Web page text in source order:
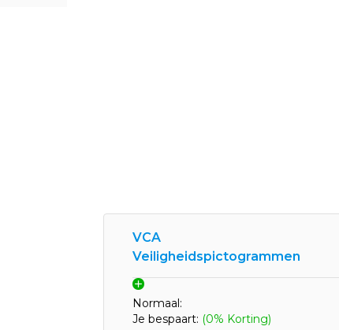
VCA
Veiligheidspictogrammen
Normaal:
Je bespaart: (0% Korting)